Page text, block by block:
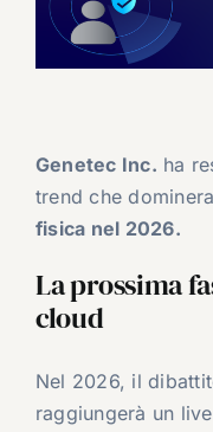
Genetec Inc. ha
trend che
fisica nel 2026.
La prossima
cloud
Nel 2026, il
raggiungerà un